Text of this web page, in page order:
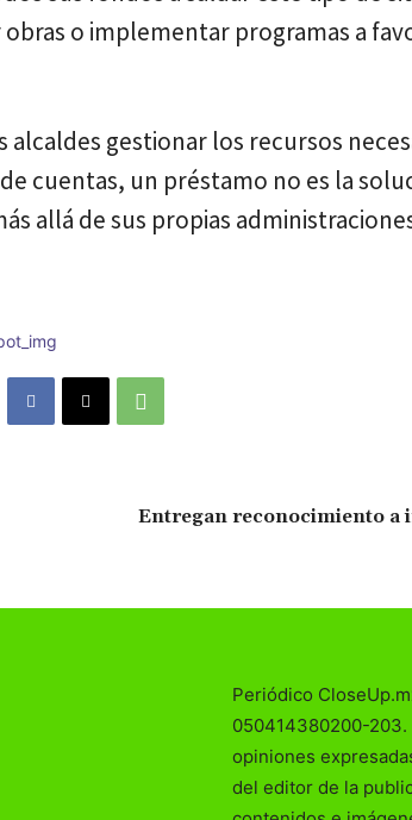
o implementar programas a
gestionar los recursos
cuentas, un préstamo no es la
allá de sus propias
Entregan reconocimiento a
Periódico
050414380200-
opiniones
del editor de la